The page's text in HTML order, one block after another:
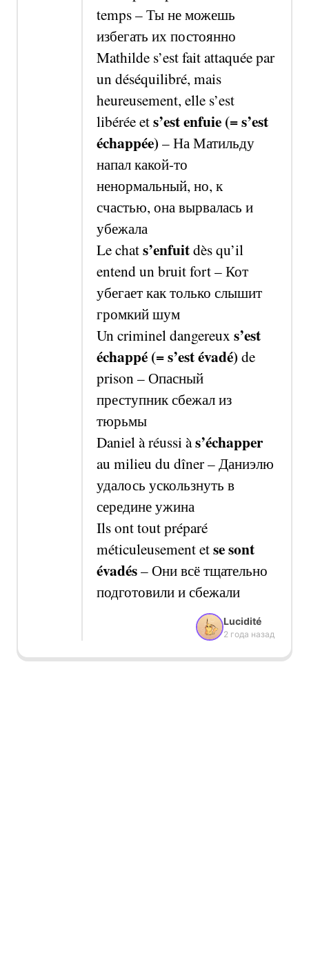
temps –Ты не можешь
избегать ихпостоянно
Mathilde s’est fait attaquée par
un déséquilibré, mais
heureusement, elle s’est
libérée ets’est enfuie(=s’est
échappée) –На Матильду
напал какой-то
ненормальный, но, к
счастью, она вырвалась и
убежала
Le chats’enfuitdès qu’il
entend un bruit fort –Кот
убегает как только слышит
громкий шум
Un criminel dangereux s’est
échappé(= s’est évadé) de
prison –Опасный
преступник сбежал из
тюрьмы
Danielà réussi às’échapper
au milieu du dîner–Даниэлю
удалось ускользнуть в
середине ужина
Ils ont tout préparé
méticuleusement etse sont
évadés–Они всё тщательно
подготовили и сбежали
Lucidité
2 года назад